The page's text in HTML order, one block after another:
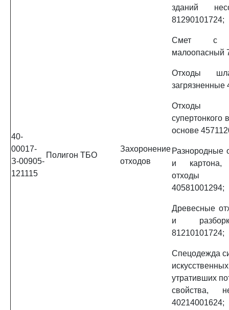
40-
00017-
З-00905-
121115
Полигон ТБО
Захоронение
отходов
зданий
81290101724;
Смет с
малоопасный
Отходы
загрязненные
Отходы
супертонкого
основе
Разнородные
и картона,
отходы
40581001294;
Древесные
и
81210101724;
Спецодежда
утративших
свойства,
40214001624;